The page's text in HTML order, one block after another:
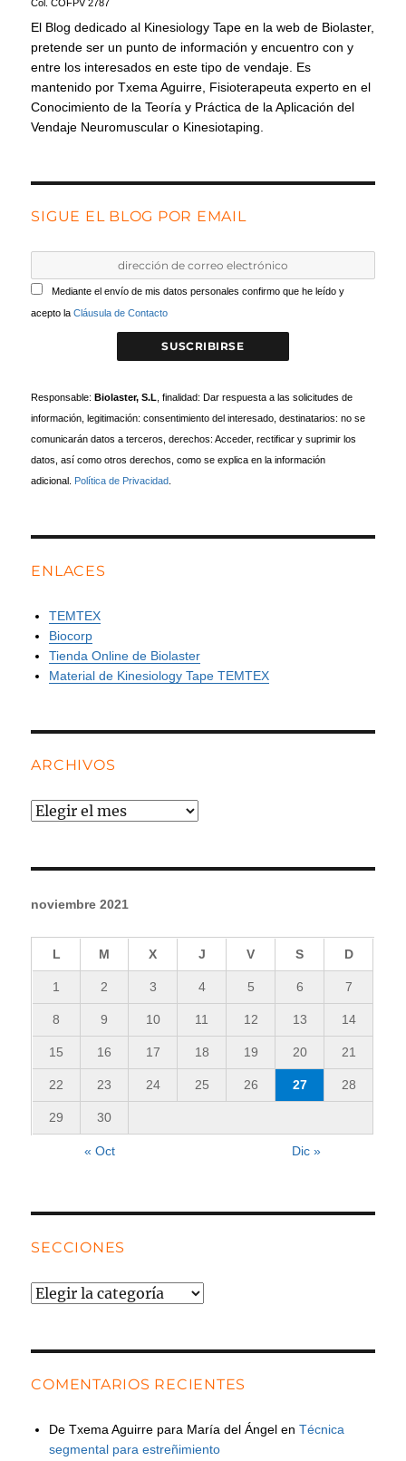
Col. COFPV 2787
El Blog dedicado al Kinesiology Tape en la web de Biolaster,
pretende ser un punto de información y encuentro con y
entre los interesados en este tipo de vendaje. Es
mantenido por Txema Aguirre, Fisioterapeuta experto en el
Conocimiento de la Teoría y Práctica de la Aplicación del
Vendaje Neuromuscular o Kinesiotaping.
SIGUE EL BLOG POR EMAIL
Mediante el envío de mis datos personales confirmo que he leído y
acepto laCláusula de Contacto
Responsable: Biolaster, S.L , finalidad: Dar respuesta a las solicitudes de
información, legitimación: consentimiento del interesado, destinatarios: no se
comunicarán datos a terceros, derechos: Acceder, rectificar y suprimir los
datos, así como otros derechos, como se explica en la información
adicional.
Política de Privacidad
ENLACES
TEMTEX
Biocorp
Tienda Online de Biolaster
Material de Kinesiology Tape TEMTEX
ARCHIVOS
Archivos
noviembre 2021
L M X J V S D
1 2 3 4 5 6 7
8 9 10 11 12 13 14
15 16 17 18 19 20 21
22 23 24 25 26 27 28
29 30
« Oct Dic »
SECCIONES
Secciones
COMENTARIOS RECIENTES
De Txema Aguirre para María del Ángel enTécnica
segmental para estreñimiento